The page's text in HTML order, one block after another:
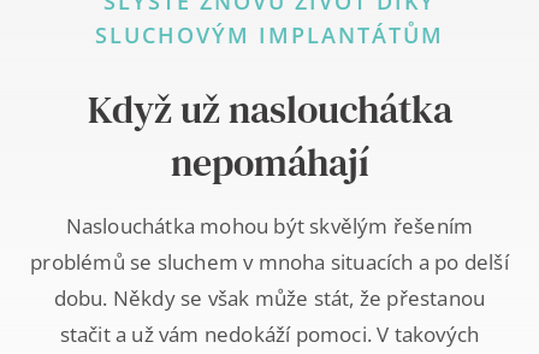
Kontakt
SLUCHOVÝM IMPLANTÁTŮM
Když už naslouchátka
nepomáhají
Naslouchátka mohou být skvělým řešením
problémů se sluchem v mnoha situacích a po delší
dobu. Někdy se však může stát, že přestanou
stačit a už vám nedokáží pomoci. V takových